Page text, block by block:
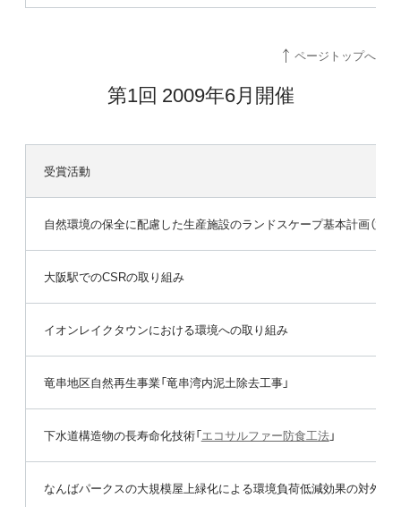
ページトップへ
第1回 2009年6月開催
受賞活動
自然環境の保全に配慮した生産施設のランドスケープ基本計画（六
大阪駅でのCSRの取り組み
イオンレイクタウンにおける環境への取り組み
竜串地区自然再生事業「竜串湾内泥土除去工事」
下水道構造物の長寿命化技術「エコサルファー防食工法」
なんばパークスの大規模屋上緑化による環境負荷低減効果の対外的